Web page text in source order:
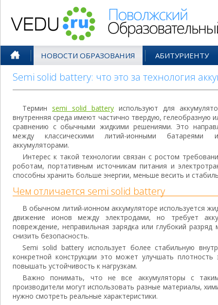
НОВОСТИ ОБРАЗОВАНИЯ АБИТУРИЕНТУ
Semi solid battery: что это за технология
Термин semi solid battery используют для
внутренняя среда имеют частично твердую, гелеобразную
сравнению с обычными жидкими решениями. Это
между классическими литий-ионными батареями
аккумуляторами.
Интерес к такой технологии связан с ростом
роботам, портативным источникам питания и
способны хранить больше энергии, меньше весить и
Чем отличается semi solid battery
В обычном литий-ионном аккумуляторе используется
движение ионов между электродами, но требует
повреждение, неправильная зарядка или глубокий
снизить безопасность.
Semi solid battery использует более стабильную
конкретной конструкции это может улучшать
повышать устойчивость к нагрузкам.
Важно понимать, что не все аккумуляторы с
производители могут использовать разные материалы,
нужно смотреть реальные характеристики.